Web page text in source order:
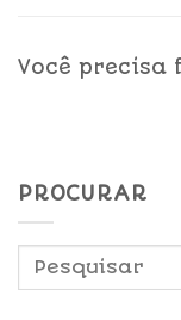
Você precisa
PROCURAR